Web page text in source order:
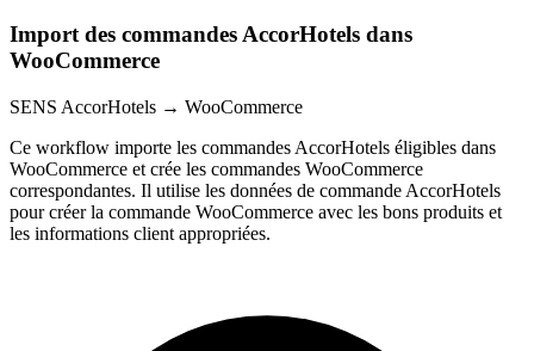
Import des commandes AccorHotels dans
WooCommerce
SENS AccorHotels → WooCommerce
Ce workflow importe les commandes AccorHotels éligibles dans
WooCommerce et crée les commandes WooCommerce
correspondantes. Il utilise les données de commande AccorHotels
pour créer la commande WooCommerce avec les bons produits et
les informations client appropriées.